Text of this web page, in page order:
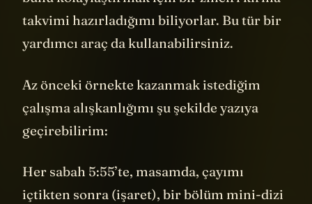
takvimi hazırladığımı biliyorlar. Bu tür bir
yardımcı araç da kullanabilirsiniz.
Az önceki örnekte kazanmak istediğim
çalışma alışkanlığımı şu şekilde yazıya
geçirebilirim:
Her sabah 5:55’te, masamda, çayımı
içtikten sonra (işaret), bir bölüm mini-dizi